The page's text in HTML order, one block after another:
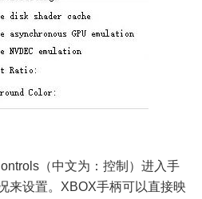
（中文为：控制）进入手
来设置。XBOX手柄可以直接映